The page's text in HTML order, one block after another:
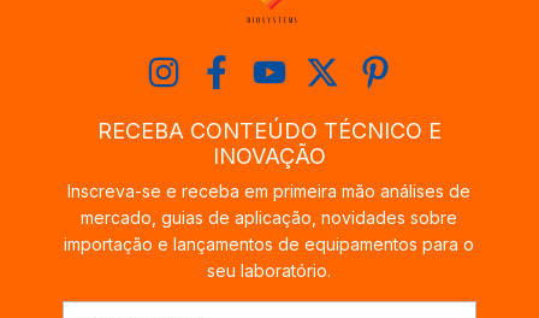
RECEBA CONTEÚDO TÉCNICO E
INOVAÇÃO
Inscreva-se e receba em primeira mão análises de
mercado, guias de aplicação, novidades sobre
importação e lançamentos de equipamentos para o
seu laboratório.